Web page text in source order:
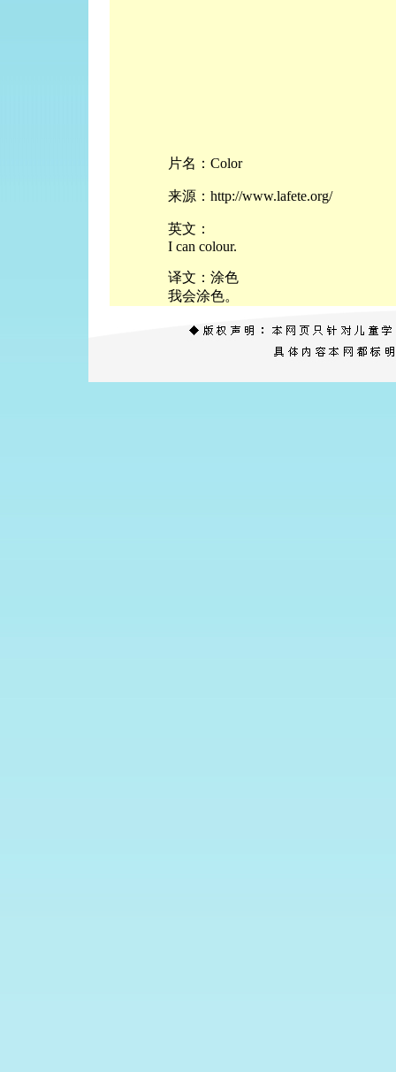
片名：Color
来源：http://www.lafete.org/
英文：
I can colour.
译文：涂色
我会涂色。